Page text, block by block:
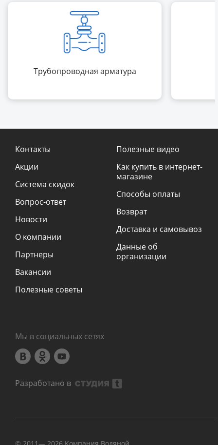
Трубопроводная арматура
Контакты
Акции
Система скидок
Вопрос-ответ
Новости
О компании
Партнеры
Вакансии
Полезные советы
Полезные видео
Как купить в интернет-
магазине
Способы оплаты
Возврат
Доставка и самовывоз
Данные об
организации
Мы в социальных сетях
Разработано в